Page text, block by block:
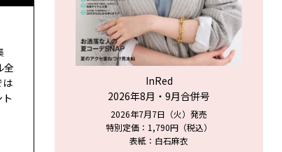
全
は
InRed
2026年8月・9月合併号
2026年7月7日（火）発売
特別定価：1,790円（税込）
表紙：白石麻衣